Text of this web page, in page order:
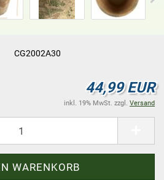
CG2002A30
44,99 EUR
inkl. 19% MwSt. zzgl. Versand